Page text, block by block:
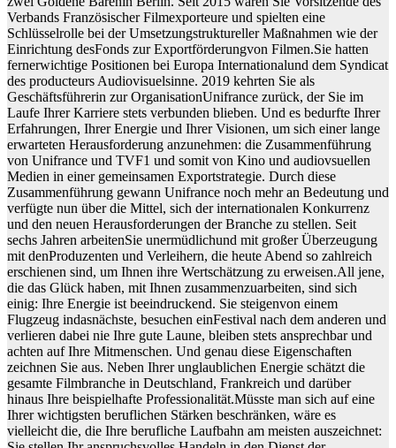
Verbands Französischer Filmexporteure und spielten eine
Schlüsselrolle bei der Umsetzungstruktureller Maßnahmen wie der
Einrichtung desFonds zur Exportförderungvon Filmen.Sie hatten
fernerwichtige Positionen bei Europa Internationalund dem Syndicat
des producteurs Audiovisuelsinne. 2019 kehrten Sie als
Geschäftsführerin zur OrganisationUnifrance zurück, der Sie im
Laufe Ihrer Karriere stets verbunden blieben. Und es bedurfte Ihrer
Erfahrungen, Ihrer Energie und Ihrer Visionen, um sich einer lange
erwarteten Herausforderung anzunehmen: die Zusammenführung
von Unifrance und TVF1 und somit von Kino und audiovsuellen
Medien in einer gemeinsamen Exportstrategie. Durch diese
Zusammenführung gewann Unifrance noch mehr an Bedeutung und
verfügte nun über die Mittel, sich der internationalen Konkurrenz
und den neuen Herausforderungen der Branche zu stellen. Seit
sechs Jahren arbeitenSie unermüdlichund mit großer Überzeugung
mit denProduzenten und Verleihern, die heute Abend so zahlreich
erschienen sind, um Ihnen ihre Wertschätzung zu erweisen.All jene,
die das Glück haben, mit Ihnen zusammenzuarbeiten, sind sich
einig: Ihre Energie ist beeindruckend. Sie steigenvon einem
Flugzeug indasnächste, besuchen einFestival nach dem anderen und
verlieren dabei nie Ihre gute Laune, bleiben stets ansprechbar und
achten auf Ihre Mitmenschen. Und genau diese Eigenschaften
zeichnen Sie aus. Neben Ihrer unglaublichen Energie schätzt die
gesamte Filmbranche in Deutschland, Frankreich und darüber
hinaus Ihre beispielhafte Professionalität.Müsste man sich auf eine
Ihrer wichtigsten beruflichen Stärken beschränken, wäre es
vielleicht die, die Ihre berufliche Laufbahn am meisten auszeichnet: